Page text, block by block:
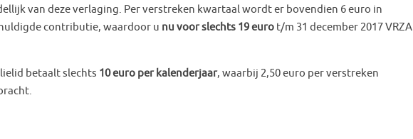
van deze verlaging. Per verstreken kwartaal wordt er bovendien 6 euro in
contributie, waardoor u nu voor slechts 19 euro t/m 31 december 2017 VRZA
betaalt slechts 10 euro per kalenderjaar, waarbij 2,50 euro per verstreken